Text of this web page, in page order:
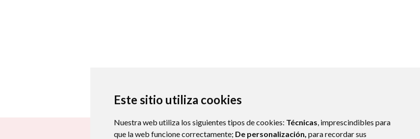
Este sitio utiliza cookies
Nuestra web utiliza los siguientes tipos de cookies: Técnicas, imprescindibles para
que la web funcione correctamente; De personalización, para recordar sus